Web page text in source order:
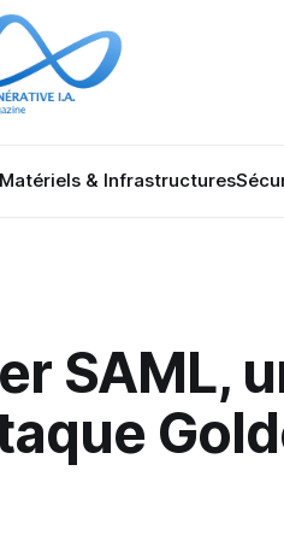
Matériels & Infrastructures
SAML,